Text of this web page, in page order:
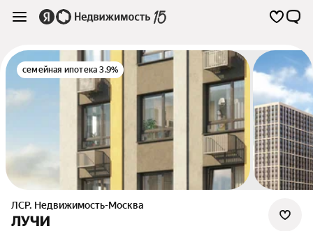
семейная ипотека 3.9%
ЛСР. Недвижимость-Москва
ЛУЧИ